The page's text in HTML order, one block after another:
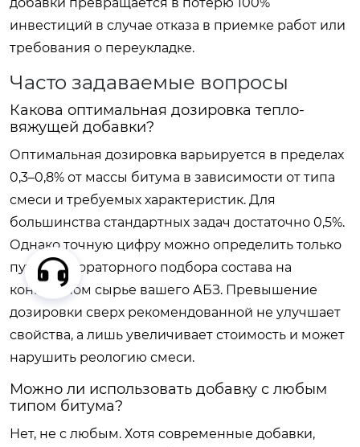
инвестиций в случае отказа в приемке работ или
требования о переукладке.
Часто задаваемые вопросы
Какова оптимальная дозировка тепло-
вяжущей добавки?
Оптимальная дозировка варьируется в пределах
0,3–0,8% от массы битума в зависимости от типа
смеси и требуемых характеристик. Для
большинства стандартных задач достаточно 0,5%.
Однако точную цифру можно определить только
путем лабораторного подбора состава на
конкретном сырье вашего АБЗ. Превышение
дозировки сверх рекомендованной не улучшает
свойства, а лишь увеличивает стоимость и может
нарушить реологию смеси.
Можно ли использовать добавку с любым
типом битума?
Нет, не с любым. Хотя современные добавки,